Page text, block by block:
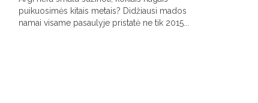
puikuosimės kitais metais? Didžiausi mados
namai visame pasaulyje pristatė ne tik 2015...